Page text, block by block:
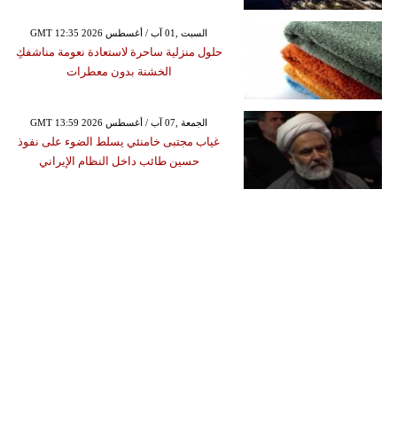
GMT 12:35 2026 السبت ,01 آب / أغسطس
حلول منزلية ساحرة لاستعادة نعومة مناشفكِ
الخشنة بدون معطرات
GMT 13:59 2026 الجمعة ,07 آب / أغسطس
غياب مجتبى خامنئي يسلط الضوء على نفوذ
حسين طائب داخل النظام الإيراني